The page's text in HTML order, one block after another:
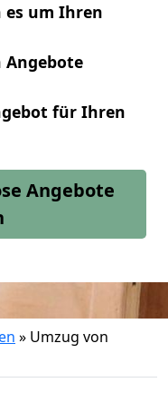
um Ihren
Angebote
für Ihren
Angebote
» Umzug von